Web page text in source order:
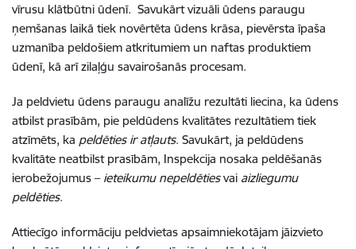
vīrusu klātbūtni ūdenī. Savukārt vizuāli ūdens paraugu
ņemšanas laikā tiek novērtēta ūdens krāsa, pievērsta īpaša
uzmanība peldošiem atkritumiem un naftas produktiem
ūdenī, kā arī zilaļģu savairošanās procesam.
Ja peldvietu ūdens paraugu analīžu rezultāti liecina, ka ūdens
atbilst prasībām, pie peldūdens kvalitātes rezultātiem tiek
atzīmēts, ka peldēties ir atļauts. Savukārt, ja peldūdens
kvalitāte neatbilst prasībām, Inspekcija nosaka peldēšanās
ierobežojumus – ieteikumu nepeldētiesvai aizliegumu
peldēties.
Attiecīgo informāciju peldvietas apsaimniekotājam jāizvieto